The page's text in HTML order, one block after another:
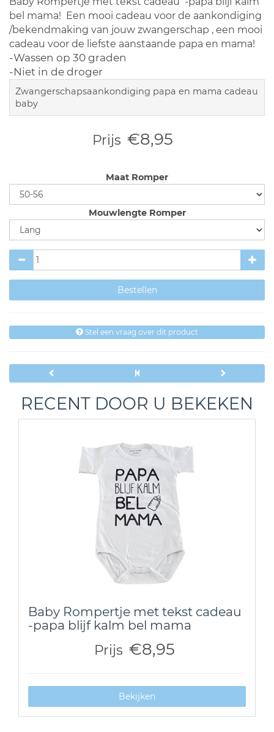
bel mama! Een mooi cadeau voor de aankondiging
/bekendmaking van jouw zwangerschap , een mooi
cadeau voor de liefste aanstaande papa en mama!
-Wassen op 30 graden
-Niet in de droger
Zwangerschapsaankondiging papa en mama cadeau
baby
Prijs €8,95
Maat Romper
Mouwlengte Romper
Stel een vraag over dit product
RECENT DOOR U BEKEKEN
Baby Rompertje met tekst cadeau
-papa blijf kalm bel mama
Prijs €8,95
Bekijken